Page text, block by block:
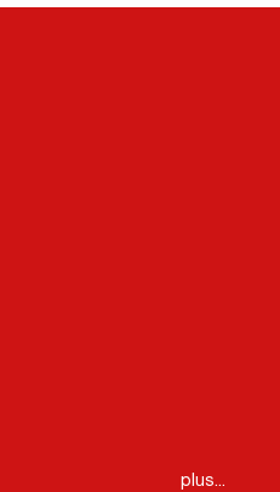
plus...